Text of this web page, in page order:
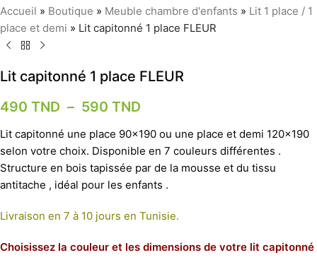
Accueil » Boutique » Meuble chambre d'enfants » Lit 1 place / 1
place et demi » Lit capitonné 1 place FLEUR
Lit capitonné 1 place FLEUR
490 TND – 590 TND
Lit capitonné une place 90×190 ou une place et demi 120×190
selon votre choix. Disponible en 7 couleurs différentes .
Structure en bois tapissée par de la mousse et du tissu
antitache , idéal pour les enfants .
Livraison en 7 à 10 jours en Tunisie.
Choisissez la couleur et les dimensions de votre lit capitonné